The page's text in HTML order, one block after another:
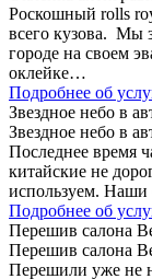
Роскошный rolls
всего кузова. Мы
городе на своем
оклейке…
Подробнее об
Звездное небо в
Звездное небо в
Последнее время
китайские не
используем.
Подробнее об
Перешив салона
Перешив салона
Перешили уже не